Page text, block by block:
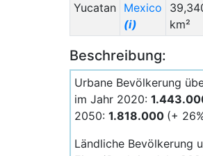
Yucatan
Mexico
(i)
km²
Beschreibung:
Urbane Bevölkerung
im Jahr 2020:
2050: 1.818.000 (+
Ländliche Bevölkerung